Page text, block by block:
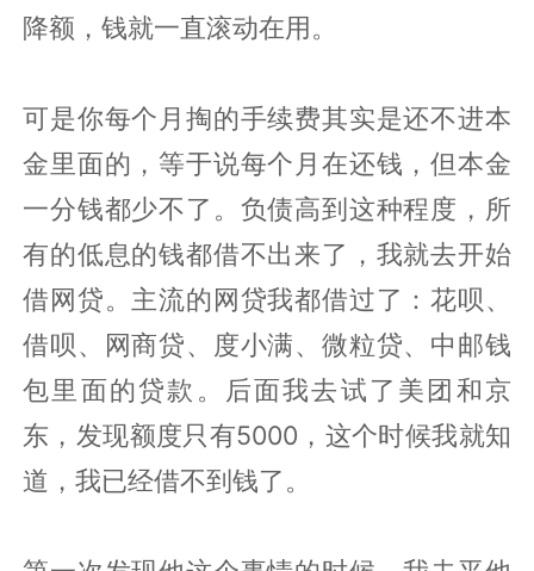
降额，钱就一直滚动在用。
可是你每个月掏的手续费其实是还不进本
金里面的，等于说每个月在还钱，但本金
一分钱都少不了。负债高到这种程度，所
有的低息的钱都借不出来了，我就去开始
借网贷。主流的网贷我都借过了：花呗、
借呗、网商贷、度小满、微粒贷、中邮钱
包里面的贷款。后面我去试了美团和京
东，发现额度只有5000，这个时候我就知
道，我已经借不到钱了。